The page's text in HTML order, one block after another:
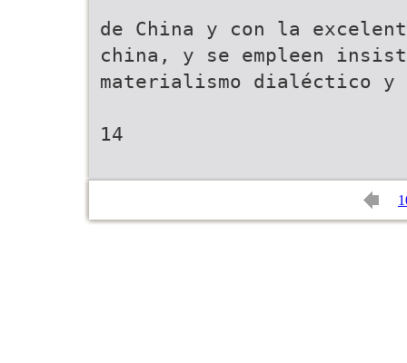
de China y con la
china, y se empleen
materialismo dialéctico
14